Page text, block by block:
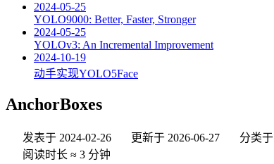
2024-05-25
YOLO9000: Better, Faster, Stronger
2024-05-25
YOLOv3: An Incremental Improvement
2024-10-19
动手实现YOLO5Face
AnchorBoxes
发表于 2024-02-26 更新于 2026-06-27 分类于
阅读时长 ≈ 3 分钟